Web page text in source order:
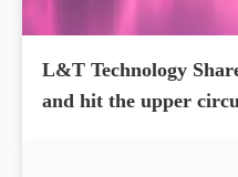
L&T Technology
and hit the upper